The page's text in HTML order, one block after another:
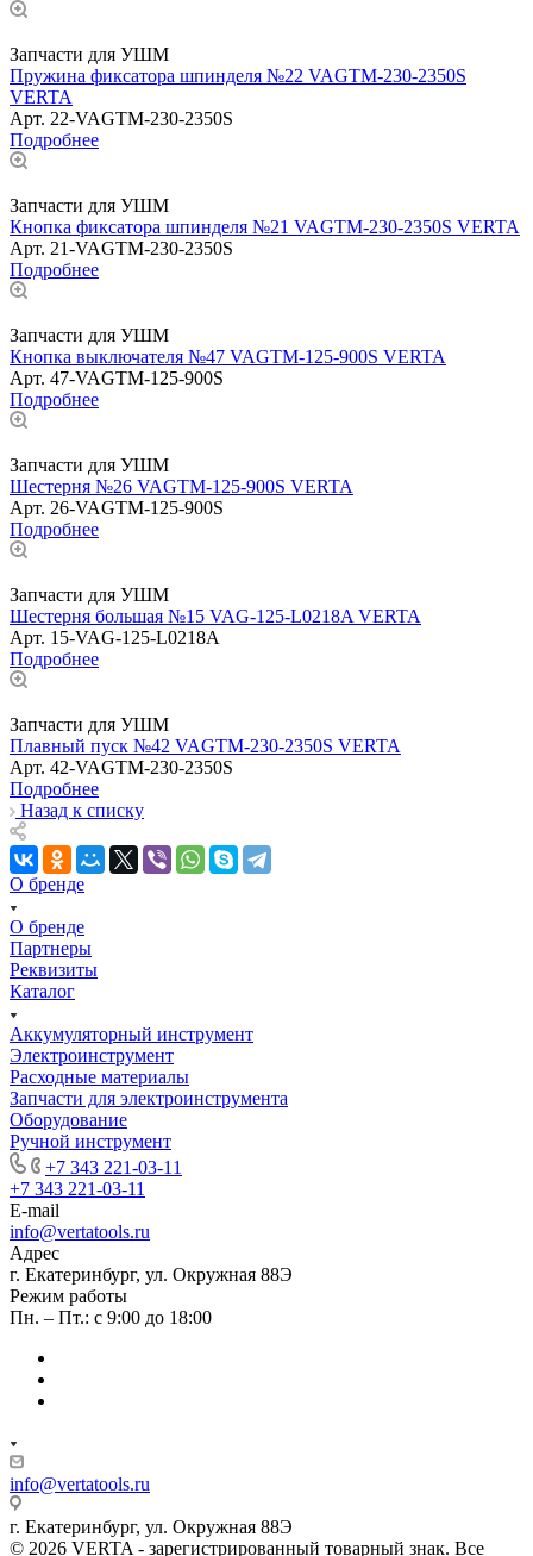
Запчасти для УШМ
Пружина фиксатора шпинделя №22 VAGTM-230-2350S
VERTA
Арт. 22-VAGTM-230-2350S
Подробнее
Запчасти для УШМ
Кнопка фиксатора шпинделя №21 VAGTM-230-2350S VERTA
Арт. 21-VAGTM-230-2350S
Подробнее
Запчасти для УШМ
Кнопка выключателя №47 VAGTM-125-900S VERTA
Арт. 47-VAGTM-125-900S
Подробнее
Запчасти для УШМ
Шестерня №26 VAGTM-125-900S VERTA
Арт. 26-VAGTM-125-900S
Подробнее
Запчасти для УШМ
Шестерня большая №15 VAG-125-L0218A VERTA
Арт. 15-VAG-125-L0218A
Подробнее
Запчасти для УШМ
Плавный пуск №42 VAGTM-230-2350S VERTA
Арт. 42-VAGTM-230-2350S
Подробнее
Назад к списку
О бренде
О бренде
Партнеры
Реквизиты
Каталог
Аккумуляторный инструмент
Электроинструмент
Расходные материалы
Запчасти для электроинструмента
Оборудование
Ручной инструмент
+7 343 221-03-11
+7 343 221-03-11
E-mail
info@vertatools.ru
Адрес
г. Екатеринбург, ул. Окружная 88Э
Режим работы
Пн. – Пт.: с 9:00 до 18:00
info@vertatools.ru
г. Екатеринбург, ул. Окружная 88Э
© 2026 VERTA - зарегистрированный товарный знак. Все